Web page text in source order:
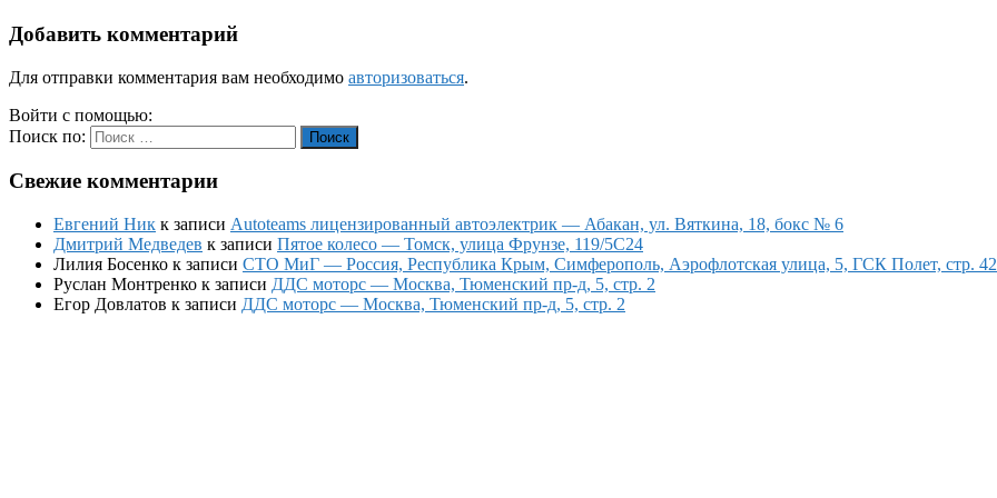
Добавить комментарий
Для отправки комментария вам необходимо авторизоваться.
Войти с помощью:
Поиск по:
Поиск
Свежие комментарии
Евгений Ник к записи Autoteams лицензированный автоэлектрик — Абакан, ул. Вяткина, 18, бокс № 6
Дмитрий Медведев к записи Пятое колесо — Томск, улица Фрунзе, 119/5С24
Лилия Босенко к записи СТО МиГ — Россия, Республика Крым, Симферополь, Аэрофлотская улица, 5, ГСК Полет, стр.
Руслан Монтренко к записи ДДС моторс — Москва, Тюменский пр-д, 5, стр. 2
Егор Довлатов к записи ДДС моторс — Москва, Тюменский пр-д, 5, стр. 2